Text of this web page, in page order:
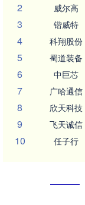
2 威尔高
3 锴威特
4 科翔股份
5 蜀道装备
6 中巨芯
7 广哈通信
8 欣天科技
9 飞天诚信
10 任子行